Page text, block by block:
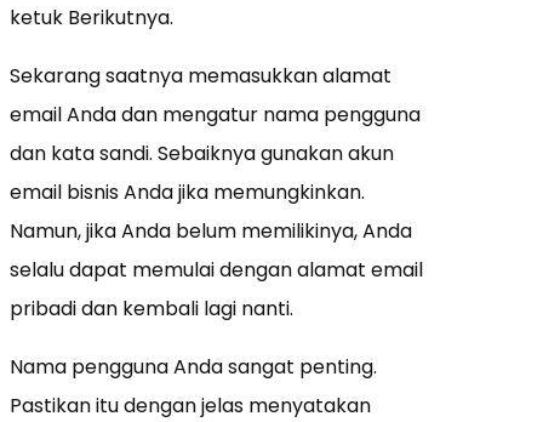
ketuk Berikutnya.
Sekarang saatnya memasukkan alamat
email Anda dan mengatur nama pengguna
dan kata sandi. Sebaiknya gunakanakun
email bisnis Anda jika memungkinkan.
Namun, jika Anda belum memilikinya, Anda
selalu dapat memulai dengan alamat email
pribadi dan kembali lagi nanti.
Nama pengguna Anda sangat penting.
Pastikan itu dengan jelas menyatakan